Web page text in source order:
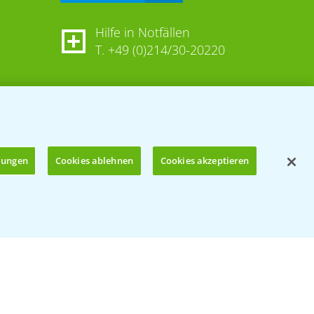
Hilfe in Notfällen
T. +49 (0)214/30-20220
Cookies ablehnen Cookies akzeptieren